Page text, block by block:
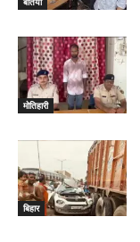
मोतिहारी
बिहार